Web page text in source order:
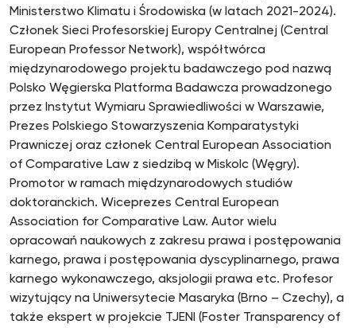
Ministerstwo Klimatu i Środowiska (w latach 2021-2024).
Członek Sieci Profesorskiej Europy Centralnej (Central
European Professor Network), współtwórca
międzynarodowego projektu badawczego pod nazwą
Polsko Węgierska Platforma Badawcza prowadzonego
przez Instytut Wymiaru Sprawiedliwości w Warszawie,
Prezes Polskiego Stowarzyszenia Komparatystyki
Prawniczej oraz członek Central European Association
of Comparative Law z siedzibą w Miskolc (Węgry).
Promotor w ramach międzynarodowych studiów
doktoranckich. Wiceprezes Central European
Association for Comparative Law. Autor wielu
opracowań naukowych z zakresu prawa i postępowania
karnego, prawa i postępowania dyscyplinarnego, prawa
karnego wykonawczego, aksjologii prawa etc. Profesor
wizytujący na Uniwersytecie Masaryka (Brno – Czechy), a
także ekspert w projekcie TJENI (Foster Transparency of